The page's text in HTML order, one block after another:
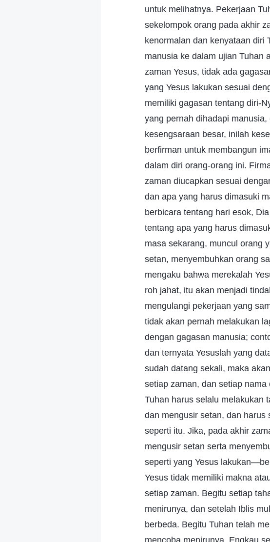
untuk melihatnya. Pekerjaan
sekelompok orang pada akhir
kenormalan dan kenyataan diri
manusia ke dalam ujian Tuhan
zaman Yesus, tidak ada
yang Yesus lakukan sesuai
memiliki gagasan tentang diri-
yang pernah dihadapi
kesengsaraan besar, inilah
berfirman untuk membangun
dalam diri orang-orang ini.
zaman diucapkan sesuai
dan apa yang harus dimasuki
berbicara tentang hari esok,
tentang apa yang harus
masa sekarang, muncul orang
setan, menyembuhkan orang
mengaku bahwa merekalah
roh jahat, itu akan menjadi
mengulangi pekerjaan yang
tidak akan pernah melakukan
dengan gagasan manusia;
dan ternyata Yesuslah yang
sudah datang sekali, maka
setiap zaman, dan setiap
Tuhan harus selalu melakukan
dan mengusir setan, dan harus
seperti itu. Jika, pada akhir
mengusir setan serta
seperti yang Yesus
Yesus tidak memiliki makna
setiap zaman. Begitu setiap
menirunya, dan setelah Iblis
berbeda. Begitu Tuhan telah
mencoba menirunya. Engkau